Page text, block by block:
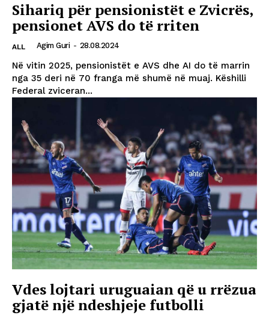
Sihariq për pensionistët e Zvicrës,
pensionet AVS do të rriten
ALL Agim Guri - 28.08.2024
Në vitin 2025, pensionistët e AVS dhe AI ​​do të marrin
nga 35 deri në 70 franga më shumë në muaj. Këshilli
Federal zviceran...
Vdes lojtari uruguaian që u rrëzua
gjatë një ndeshjeje futbolli